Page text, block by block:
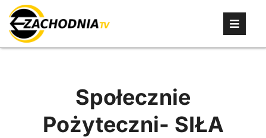
Społecznie
Pożyteczni- SIŁA